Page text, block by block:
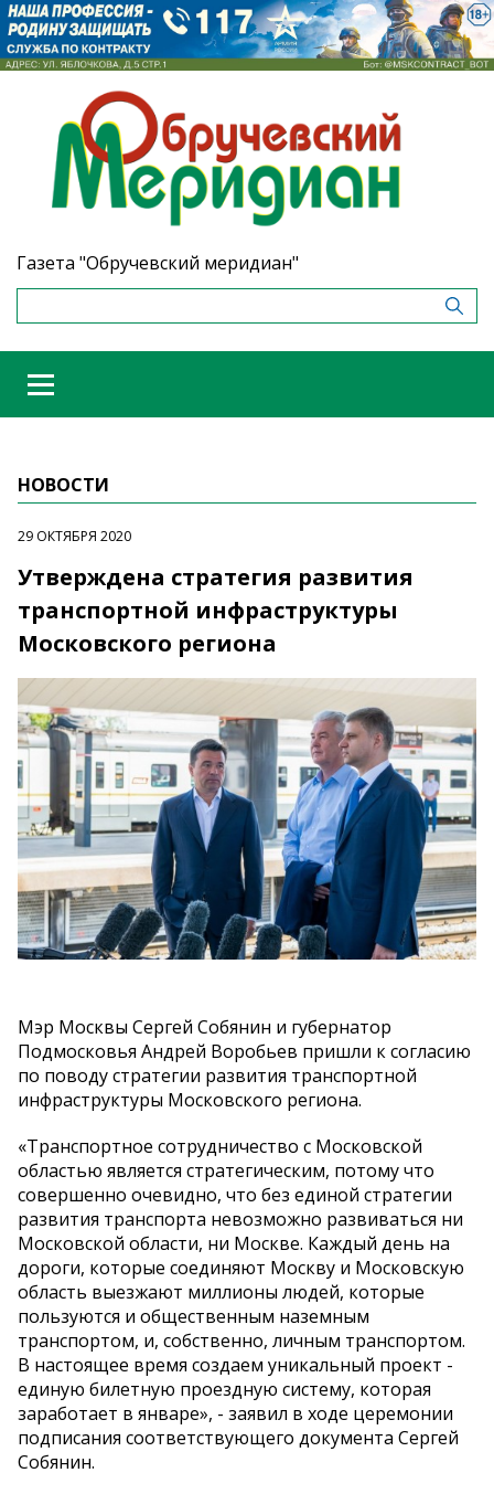
Газета "Обручевский меридиан"
НОВОСТИ
29 ОКТЯБРЯ 2020
Утверждена стратегия развития
транспортной инфраструктуры
Московского региона
Мэр Москвы Сергей Собянин и губернатор
Подмосковья Андрей Воробьев пришли к согласию
по поводу стратегии развития транспортной
инфраструктуры Московского региона.
«Транспортное сотрудничество с Московской
областью является стратегическим, потому что
совершенно очевидно, что без единой стратегии
развития транспорта невозможно развиваться ни
Московской области, ни Москве. Каждый день на
дороги, которые соединяют Москву и Московскую
область выезжают миллионы людей, которые
пользуются и общественным наземным
транспортом, и, собственно, личным транспортом.
В настоящее время создаем уникальный проект -
единую билетную проездную систему, которая
заработает в январе», - заявил в ходе церемонии
подписания соответствующего документа Сергей
Собянин.